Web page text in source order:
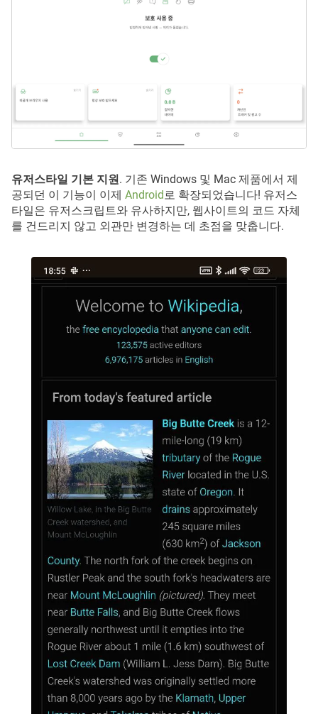
유저스타일 기본 지원. 기존 Windows 및 Mac 제품에서 제
공되던 이 기능이 이제 Android로 확장되었습니다! 유저스
타일은 유저스크립트와 유사하지만, 웹사이트의 코드 자체
를 건드리지 않고 외관만 변경하는 데 초점을 맞춥니다.